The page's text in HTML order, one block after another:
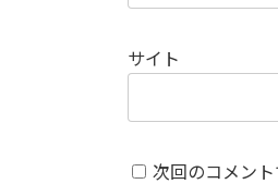
サイト
次回のコメン